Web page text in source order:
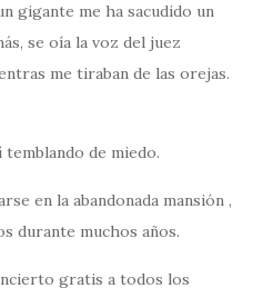
gigante me ha sacudido un
se oía la voz del juez
me tiraban de las orejas.
temblando de miedo.
en la abandonada mansión ,
durante muchos años.
gratis a todos los